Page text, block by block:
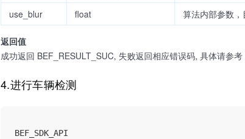
use_blur
float 算法内部参数
返回值
成功返回 BEF_RESULT_SUC, 失败返回相应错误码, 具体请参
4.进行车辆检测
BEF_SDK_API